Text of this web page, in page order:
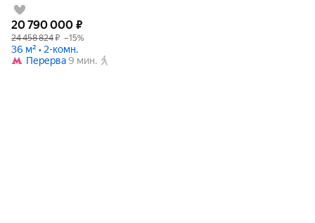
24 458 824₽ –15%
20 790 000 ₽
36 м² • 2-комн.
Перерва9 мин.